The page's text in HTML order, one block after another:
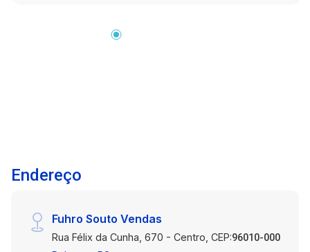
uma mesa e cadeiras. Sacada, o que favorece a
circulação de ar e entrada de luz, deixando o
ajudando a reduzir umidade. Cozinha Sob
Medida: Equipada com móveis planejados,
Endereço
Fuhro Souto Vendas
Rua Félix da Cunha, 670 - Centro, CEP:96010-000